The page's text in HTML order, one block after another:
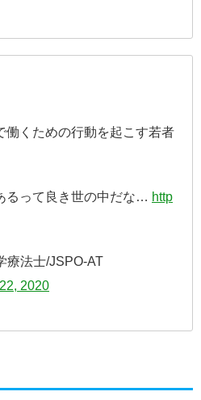
働くための行動を起こす若者
るって良き世の中だな… http
法士/JSPO-AT
2020